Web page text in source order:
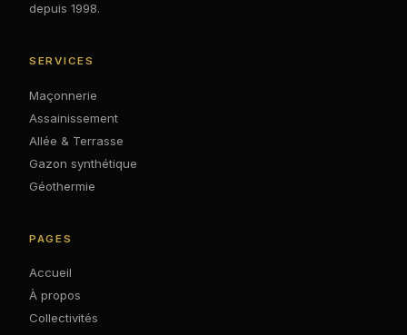
depuis 1998.
SERVICES
Maçonnerie
Assainissement
Allée & Terrasse
Gazon synthétique
Géothermie
PAGES
Accueil
À propos
Collectivités